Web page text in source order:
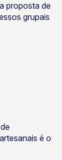
proposta de
grupais
é o